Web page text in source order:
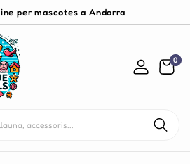
per mascotes a Andorra
0